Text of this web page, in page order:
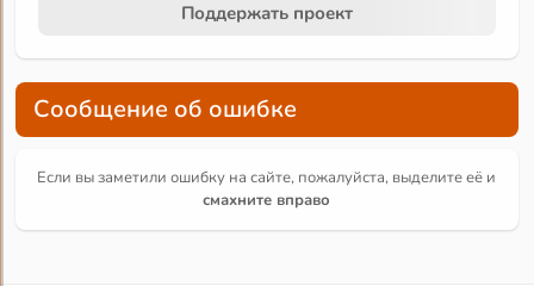
Поддержать проект
Сообщение об ошибке
Если вы заметили ошибку на сайте, пожалуйста, выделите её и
смахните вправо